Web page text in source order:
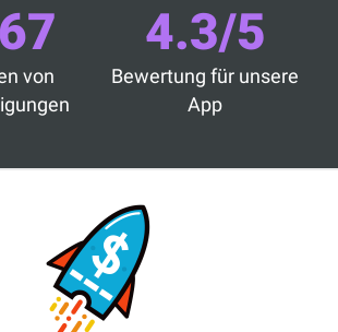
von
4.3/5
Bewertung für unsere
App